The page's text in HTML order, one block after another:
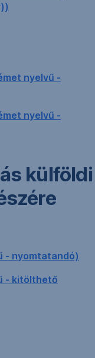
nyelvű -
nyelvű -
külföldi
- nyomtatandó)
- kitölthető